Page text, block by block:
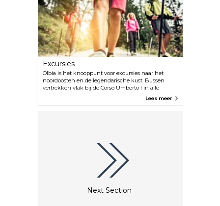
Excursies
Olbia is het knooppunt voor excursies naar het
noordoosten en de legendarische kust. Bussen
vertrekken vlak bij de Corso Umberto I in alle
richtingen, allemaal gemakkelijk te bereiken voor
slechts een paar euro. Het stadsstrand is het Lido de
Lees meer
Next Section